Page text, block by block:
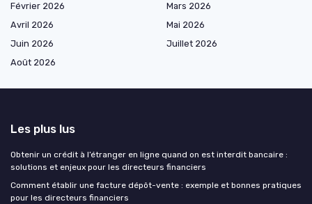
Février 2026
Mars 2026
Avril 2026
Mai 2026
Juin 2026
Juillet 2026
Août 2026
Les plus lus
Obtenir un crédit à l’étranger en ligne quand on est interdit bancaire :
solutions et enjeux pour les directeurs financiers
Comment établir une facture dépôt-vente : exemple et bonnes pratiques
pour les directeurs financiers